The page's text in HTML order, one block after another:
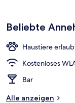
Beliebte
Haustiere
Kostenloses
Bar
Alle anzeigen